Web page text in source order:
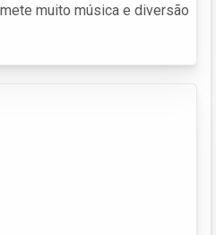
muito música e diversão